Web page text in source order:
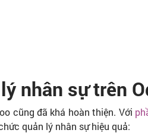
nhân sự trên
cũng đã khá hoàn thiện. Với
quản lý nhân sự hiệu quả: